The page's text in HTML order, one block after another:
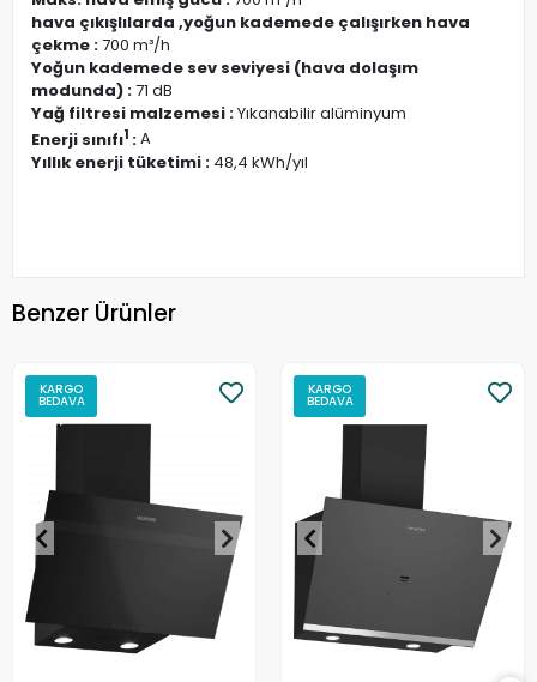
hava çıkışlılarda ,yoğun kademede çalışırken hava
çekme :700 m³/h
Yoğun kademede sev seviyesi (hava dolaşım
modunda) :71 dB
Yağ filtresi malzemesi :Yıkanabilir alüminyum
Enerji sınıfı1 :A
Yıllık enerji tüketimi : 48,4 kWh/yıl
Benzer Ürünler
KARGO
BEDAVA
KARGO
BEDAVA